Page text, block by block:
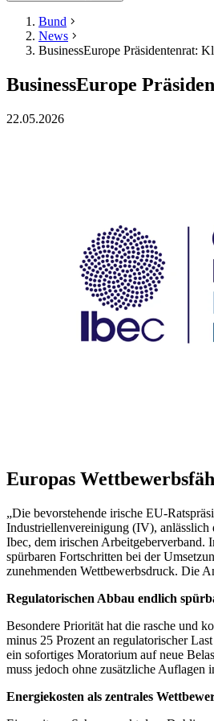
Bund
News
BusinessEurope Präsidentenrat:
BusinessEurope
22.05.2026
Europas
„Die bevorstehende irische EU-
Industriellenvereinigung (IV), anlässlich
Ibec, dem irischen Arbeitgeberverband.
spürbaren Fortschritten bei der
zunehmenden Wettbewerbsdruck. Die
Regulatorischen Abbau endlich
Besondere Priorität hat die rasche und
minus 25 Prozent an regulatorischer
ein sofortiges Moratorium auf neue
muss jedoch ohne zusätzliche Auflagen
Energiekosten als zentrales